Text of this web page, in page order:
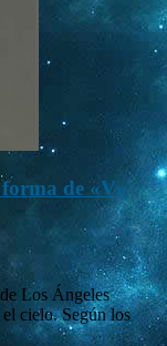
de «V»
Los Ángeles
el cielo. Según los